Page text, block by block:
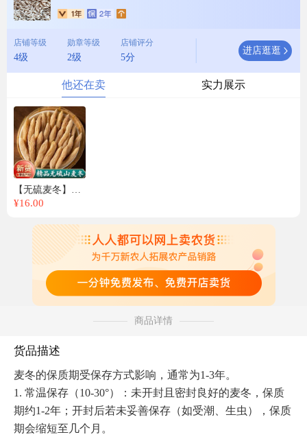
店铺等级
4级
勋章等级
2级
店铺评分
5分
进店逛逛
他还在卖 实力展示
¥16.00
商品详情
货品描述
麦冬的保质期受保存方式影响，通常为1-3年。
1. 常温保存（10-30°）：未开封且密封良好的麦冬，保质
期约1-2年；开封后若未妥善保存（如受潮、生虫），保质
期会缩短至几个月。